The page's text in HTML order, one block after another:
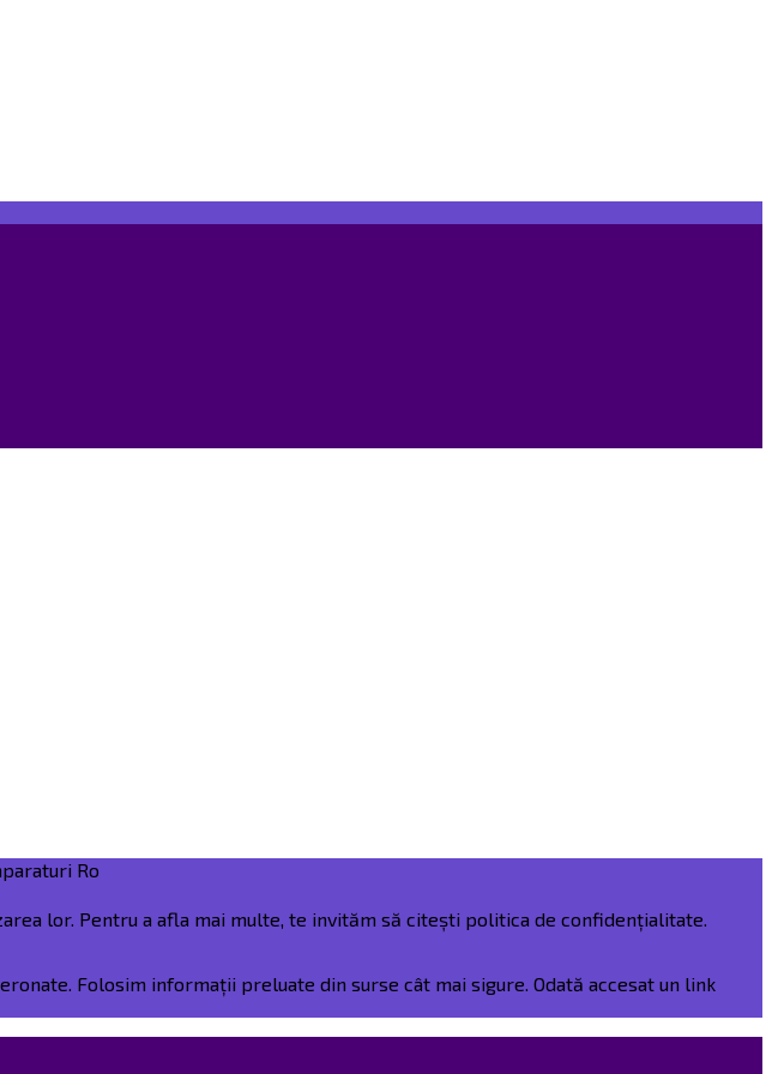
lor. Pentru a afla mai multe, te invităm să citești politica de confidențialitate.
Folosim informații preluate din surse cât mai sigure. Odată accesat un link